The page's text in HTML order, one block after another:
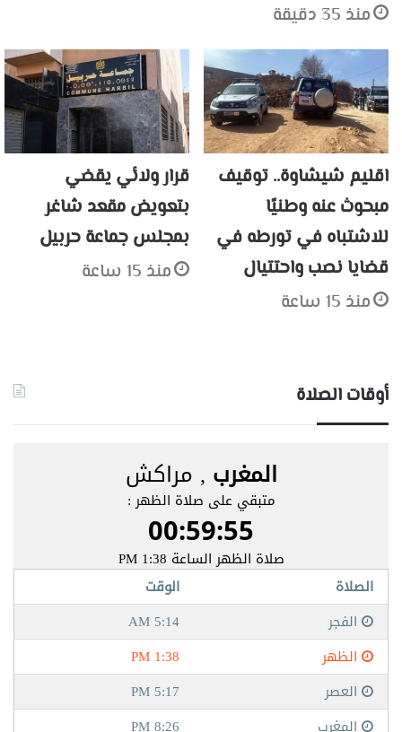
منذ 35 دقيقة
اقليم شيشاوة.. توقيف
مبحوث عنه وطنيًا
للاشتباه في تورطه في
قضايا نصب واحتتيال
منذ 15 ساعة
قرار ولائي يقضي
بتعويض مقعد شاغر
بمجلس جماعة حربيل
منذ 15 ساعة
أوقات الصلاة